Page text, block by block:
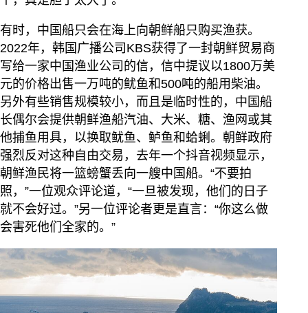
有时，中国船只会在海上向朝鲜船只购买渔获。
2022年，韩国广播公司KBS获得了一封朝鲜贸易商
写给一家中国渔业公司的信，信中提议以1800万美
元的价格出售一万吨的鱿鱼和500吨的船用柴油。
另外有些销售规模较小，而且是临时性的，中国船
长偶尔会提供朝鲜渔船汽油、大米、糖、渔网或其
他捕鱼用具，以换取鱿鱼、鲈鱼和蛤蜊。朝鲜政府
强烈反对这种自由交易，去年一个抖音视频显示，
朝鲜渔民将一篮螃蟹丢向一艘中国船。“不要拍
照，”一位观众评论道，“一旦被发现，他们的日子
就不会好过。”另一位评论者更是直言：“你这么做
会害死他们全家的。”